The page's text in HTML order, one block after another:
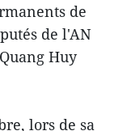
de
de l'AN
Huy
lors de sa